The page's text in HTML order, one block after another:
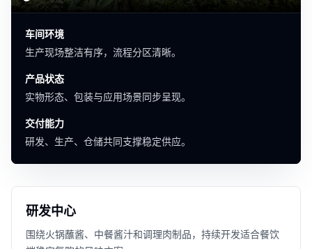
车间环境
生产现场整洁有序，流程分区清晰。
产品状态
实物形态、包装与应用场景同步呈现。
交付能力
研发、生产、仓储共同支撑稳定供应。
研发中心
围绕火锅蘸酱、中餐酱汁和调理肉制品，持续开发适合餐饮